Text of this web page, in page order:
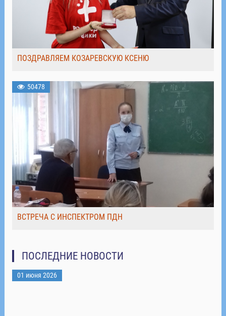
ПОЗДРАВЛЯЕМ КОЗАРЕВСКУЮ КСЕНЮ
50478
ВСТРЕЧА С ИНСПЕКТРОМ ПДН
ПОСЛЕДНИЕ НОВОСТИ
01 июня 2026